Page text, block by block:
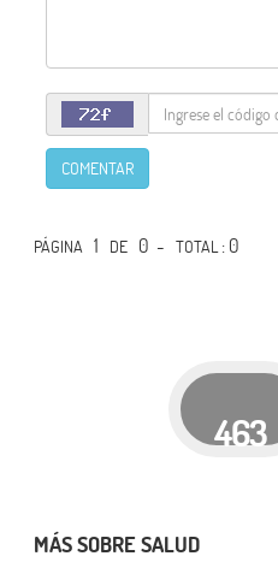
COMENTAR
PÁGINA 1 DE 0 -TOTAL: 0
463
MÁS SOBRE SALUD